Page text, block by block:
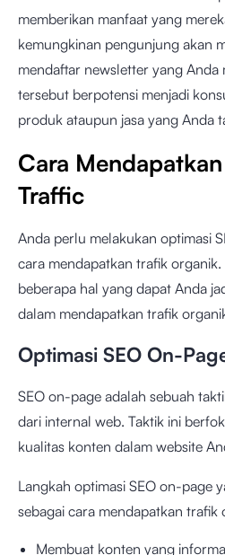
memberikan manfaat yang
kemungkinan pengunjung akan
mendaftar newsletter yang Anda
tersebut berpotensi menjadi
produk ataupun jasa yang Anda
Cara
Traffic
Anda perlu melakukan optimasi
cara mendapatkan trafik
beberapa hal yang dapat Anda
dalam mendapatkan trafik
Optimasi SEO On-
SEO on-page adalah sebuah
dari internal web. Taktik ini
kualitas konten dalam website
Langkah optimasi SEO on-page
sebagai cara mendapatkan trafik
Membuat konten yang